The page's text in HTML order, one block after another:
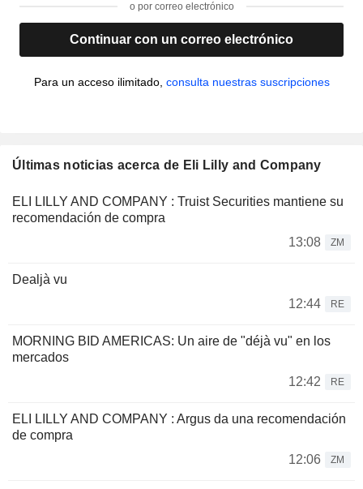
o por correo electrónico
Continuar con un correo electrónico
Para un acceso ilimitado, consulta nuestras suscripciones
Últimas noticias acerca de Eli Lilly and Company
ELI LILLY AND COMPANY : Truist Securities mantiene su
recomendación de compra
13:08
ZM
Dealjà vu
12:44
RE
MORNING BID AMERICAS: Un aire de "déjà vu" en los
mercados
12:42
RE
ELI LILLY AND COMPANY : Argus da una recomendación
de compra
12:06
ZM